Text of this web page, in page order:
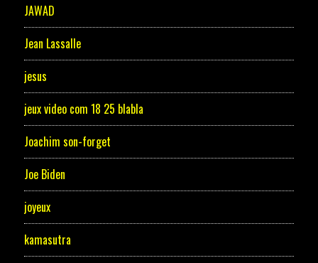
JAWAD
Jean Lassalle
jesus
jeux video com 18 25 blabla
Joachim son-forget
Joe Biden
joyeux
kamasutra